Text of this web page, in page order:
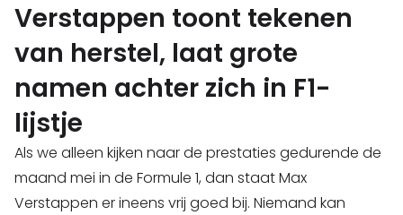
Verstappen toont tekenen
van herstel, laat grote
namen achter zich in F1-
lijstje
Als we alleen kijken naar de prestaties gedurende de
maand mei in de Formule 1, dan staat Max
Verstappen er ineens vrij goed bij. Niemand kan